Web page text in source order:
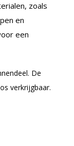
zoals
en
een
De
verkrijgbaar.